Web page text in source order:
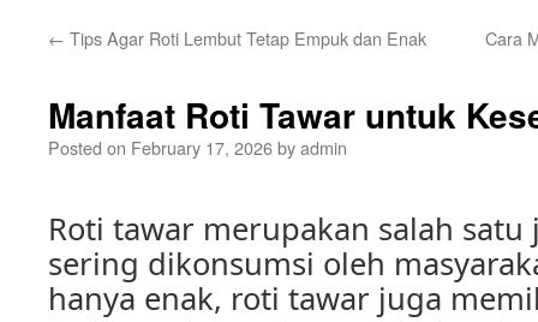
← Tips Agar Roti Lembut Tetap Empuk dan Enak Cara
Manfaat Roti Tawar untuk
Posted on February 17, 2026byadmin
Roti tawar merupakan salah
sering dikonsumsi oleh
hanya enak, roti tawar juga